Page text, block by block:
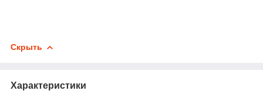
Скрыть
Характеристики